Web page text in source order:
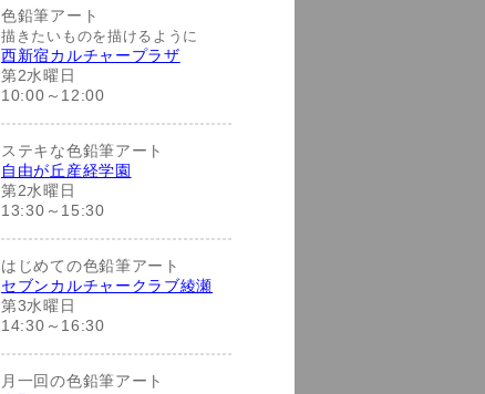
色鉛筆アート
描きたいものを描けるように
西新宿カルチャープラザ
第2水曜日
10:00～12:00
ステキな色鉛筆アート
自由が丘産経学園
第2水曜日
13:30～15:30
はじめての色鉛筆アート
セブンカルチャークラブ綾瀬
第3水曜日
14:30～16:30
月一回の色鉛筆アート